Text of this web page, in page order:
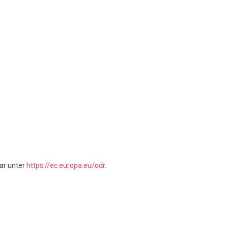
unter https://ec.europa.eu/odr.